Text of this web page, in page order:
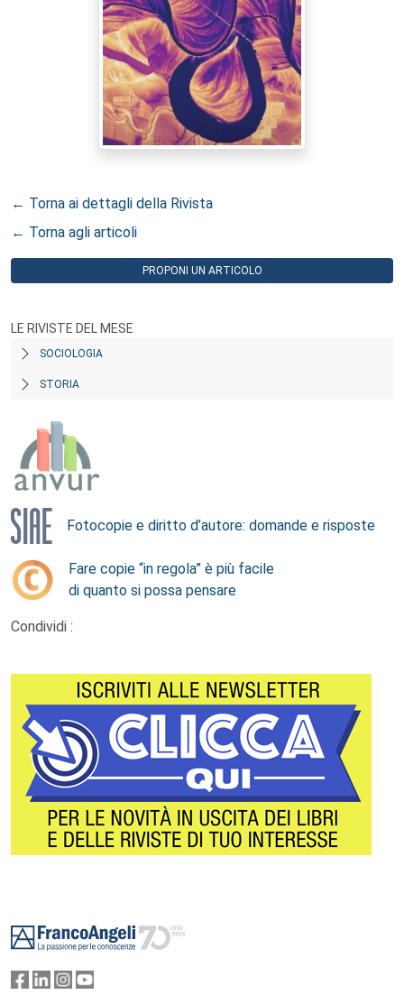
← Torna ai dettagli della Rivista
← Torna agli articoli
PROPONI UN ARTICOLO
LE RIVISTE DEL MESE
SOCIOLOGIA
STORIA
Fotocopie e diritto d’autore: domande e risposte
Fare copie “in regola” è più facile
di quanto si possa pensare
Condividi :